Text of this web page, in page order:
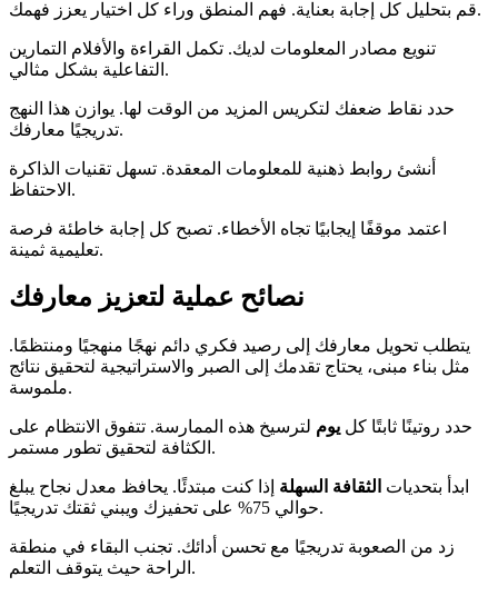
قم بتحليل كل إجابة بعناية. فهم المنطق وراء كل اختيار يعزز فهمك.
تنويع مصادر المعلومات لديك. تكمل القراءة والأفلام التمارين
التفاعلية بشكل مثالي.
حدد نقاط ضعفك لتكريس المزيد من الوقت لها. يوازن هذا النهج
تدريجيًا معارفك.
أنشئ روابط ذهنية للمعلومات المعقدة. تسهل تقنيات الذاكرة
الاحتفاظ.
اعتمد موقفًا إيجابيًا تجاه الأخطاء. تصبح كل إجابة خاطئة فرصة
تعليمية ثمينة.
نصائح عملية لتعزيز معارفك
يتطلب تحويل معارفك إلى رصيد فكري دائم نهجًا منهجيًا ومنتظمًا.
مثل بناء مبنى، يحتاج تقدمك إلى الصبر والاستراتيجية لتحقيق نتائج
ملموسة.
حدد روتينًا ثابتًا كل يوم لترسيخ هذه الممارسة. تتفوق الانتظام على
الكثافة لتحقيق تطور مستمر.
ابدأ بتحديات الثقافة السهلة إذا كنت مبتدئًا. يحافظ معدل نجاح يبلغ
حوالي 75% على تحفيزك ويبني ثقتك تدريجيًا.
زد من الصعوبة تدريجيًا مع تحسن أدائك. تجنب البقاء في منطقة
الراحة حيث يتوقف التعلم.